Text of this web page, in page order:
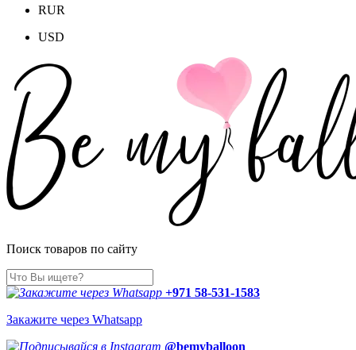
RUR
USD
Поиск товаров по сайту
+971 58-531-1583
Закажите через Whatsapp
@bemyballoon